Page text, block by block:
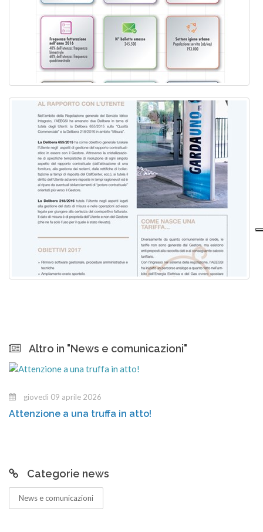
Altro in "News e comunicazioni"
giovedì 09 aprile 2026
Attenzione a una truffa in atto!
Categorie news
News e comunicazioni